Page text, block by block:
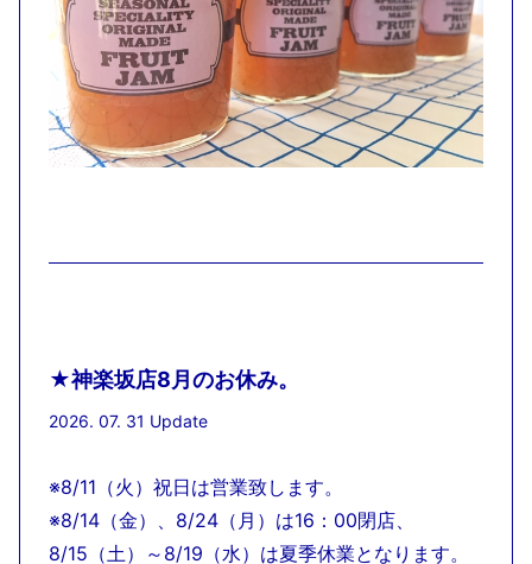
★神楽坂店8月のお休み。
2026. 07. 31 Update
※8/11（火）祝日は営業致します。
※8/14（金）、8/24（月）は16：00閉店、
8/15（土）～8/19（水）は夏季休業となります。